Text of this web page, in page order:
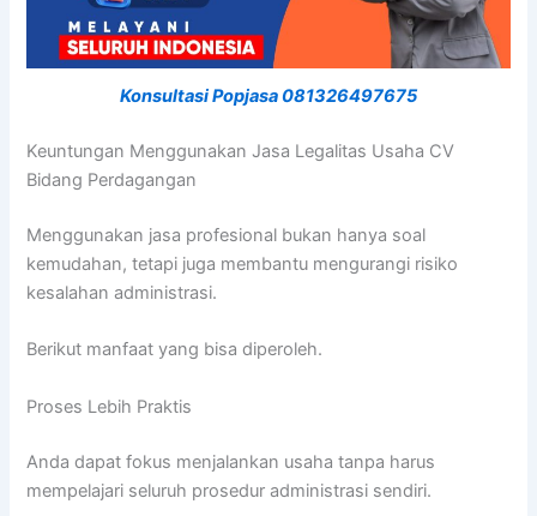
Konsultasi Popjasa 081326497675
Keuntungan Menggunakan Jasa Legalitas Usaha CV
Bidang Perdagangan
Menggunakan jasa profesional bukan hanya soal
kemudahan, tetapi juga membantu mengurangi risiko
kesalahan administrasi.
Berikut manfaat yang bisa diperoleh.
Proses Lebih Praktis
Anda dapat fokus menjalankan usaha tanpa harus
mempelajari seluruh prosedur administrasi sendiri.